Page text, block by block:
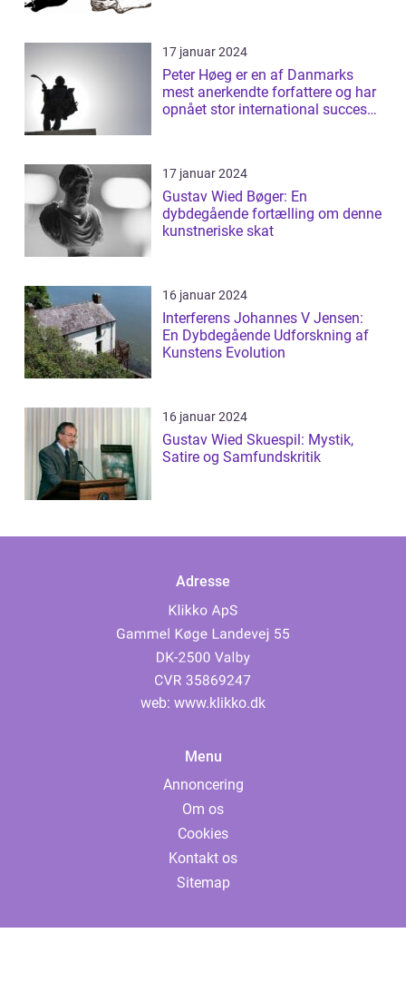
17 januar 2024
Peter Høeg er en af Danmarks
mest anerkendte forfattere og har
opnået stor international succes
17 januar 2024
Gustav Wied Bøger: En
dybdegående fortælling om denne
kunstneriske skat
16 januar 2024
Interferens Johannes V Jensen:
En Dybdegående Udforskning af
Kunstens Evolution
16 januar 2024
Gustav Wied Skuespil: Mystik,
Satire og Samfundskritik
Adresse
web: www.klikko.dk
Menu
Annoncering
Om os
Cookies
Kontakt os
Sitemap